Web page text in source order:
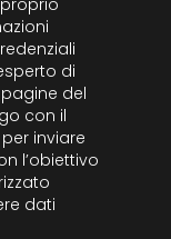
di
del
con il
inviare
l’obiettivo
dati